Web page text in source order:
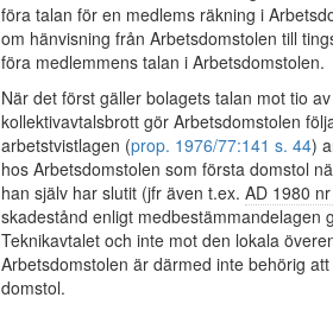
föra talan för en medlems räkning i
om hänvisning från Arbetsdomstolen till
föra medlemmens talan i Arbetsdomstolen.
När det först gäller bolagets talan mot tio
kollektivavtalsbrott gör Arbetsdomstolen
arbetstvistlagen (prop. 1976/77:141 s. 44)
hos Arbetsdomstolen som första domstol
han själv har slutit (jfr även t.ex. AD 1980
skadestånd enligt
Teknikavtalet och inte mot den lokala
Arbetsdomstolen är därmed inte behörig
domstol.